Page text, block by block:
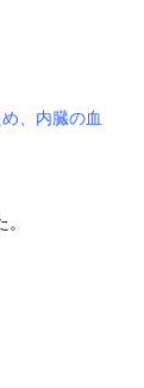
、内臓の血